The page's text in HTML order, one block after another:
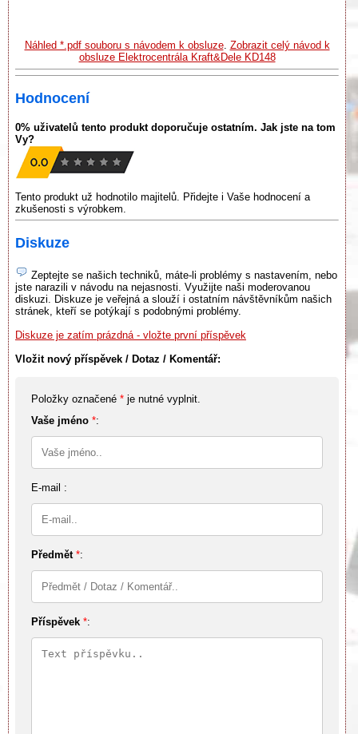
Náhled *.pdf souboru s návodem k obsluze. Zobrazit celý návod k
obsluze Elektrocentrála Kraft&Dele KD148
Hodnocení
0% uživatelů tento produkt doporučuje ostatním. Jak jste na tom
Vy?
Tento produkt už hodnotilo majitelů. Přidejte i Vaše hodnocení a
zkušenosti s výrobkem.
Diskuze
Zeptejte se našich techniků, máte-li problémy s nastavením, nebo
jste narazili v návodu na nejasnosti. Využijte naši moderovanou
diskuzi. Diskuze je veřejná a slouží i ostatním návštěvníkům našich
stránek, kteří se potýkají s podobnými problémy.
Diskuze je zatím prázdná - vložte první příspěvek
Vložit nový příspěvek / Dotaz / Komentář:
Položky označené * je nutné vyplnit.
Vaše jméno *:
E-mail :
Předmět *:
Příspěvek *: